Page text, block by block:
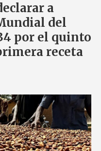
a
del
por el quinto
receta